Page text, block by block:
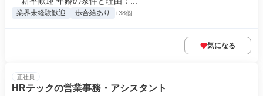
業界未経験歓迎 歩合給あり +38個
気になる
正社員
HRテックの営業事務・アシスタント